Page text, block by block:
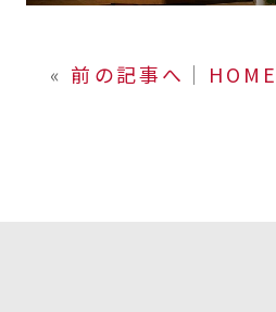
« 前の記事へ │ HOME